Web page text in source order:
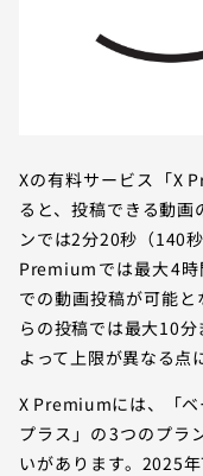
Xの有料サービス「X
ると、投稿できる動
ンでは2分20秒（140
Premiumでは最大4時
での動画投稿が可能
らの投稿では最大10
よって上限が異なる点
X Premiumには、「ベ
プラス」の3つのプラ
いがあります。2025